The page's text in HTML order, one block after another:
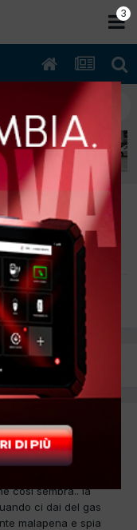
k9k 78Kw
AVANTI
è arrivata la car che
così sembra.. la
ci dai del gas
malapena e spia
2